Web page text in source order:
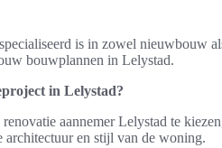
is in zowel nieuwbouw
bouwplannen in Lelystad.
in Lelystad?
aannemer Lelystad te
architectuur en stijl van de woning.